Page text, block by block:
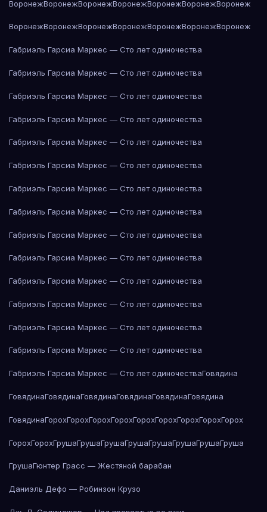
ВоронежВоронежВоронежВоронежВоронежВоронежВоронеж
ВоронежВоронежВоронежВоронежВоронежВоронежВоронеж
Габриэль Гарсиа Маркес — Сто лет одиночества
Габриэль Гарсиа Маркес — Сто лет одиночества
Габриэль Гарсиа Маркес — Сто лет одиночества
Габриэль Гарсиа Маркес — Сто лет одиночества
Габриэль Гарсиа Маркес — Сто лет одиночества
Габриэль Гарсиа Маркес — Сто лет одиночества
Габриэль Гарсиа Маркес — Сто лет одиночества
Габриэль Гарсиа Маркес — Сто лет одиночества
Габриэль Гарсиа Маркес — Сто лет одиночества
Габриэль Гарсиа Маркес — Сто лет одиночества
Габриэль Гарсиа Маркес — Сто лет одиночества
Габриэль Гарсиа Маркес — Сто лет одиночества
Габриэль Гарсиа Маркес — Сто лет одиночества
Габриэль Гарсиа Маркес — Сто лет одиночества
Габриэль Гарсиа Маркес — Сто лет одиночестваГовядина
ГовядинаГовядинаГовядинаГовядинаГовядинаГовядина
ГовядинаГорохГорохГорохГорохГорохГорохГорохГорохГорох
ГорохГорохГрушаГрушаГрушаГрушаГрушаГрушаГрушаГруша
ГрушаГюнтер Грасс — Жестяной барабан
Даниэль Дефо — Робинзон Крузо